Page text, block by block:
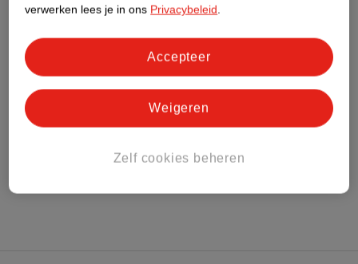
Bestel & Bezorginformatie
Bekijk ook
verwerken lees je in ons Privacybeleid.
Zelf cookies beheren
Weigeren
Accepteer